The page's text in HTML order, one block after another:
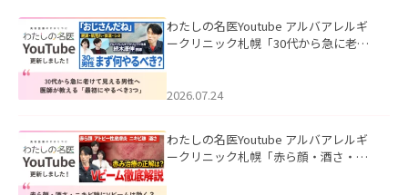
わたしの名医Youtube アルバアレルギ
ークリニック札幌「30代から急に老け
た。
2026.07.24
わたしの名医Youtube アルバアレルギ
ークリニック札幌「赤ら顔・酒さ・ニ